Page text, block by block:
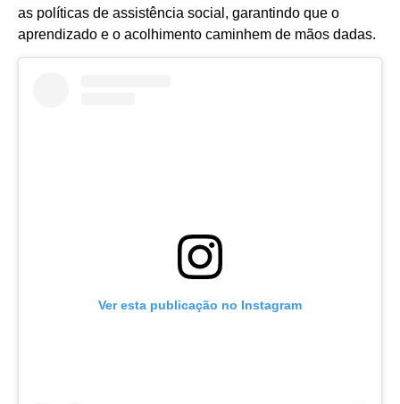
as políticas de assistência social, garantindo que o
aprendizado e o acolhimento caminhem de mãos dadas.
Ver esta publicação no Instagram